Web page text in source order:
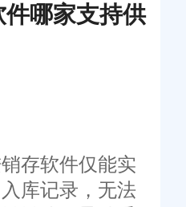
哪家支持供
软件仅能实
库记录，无法